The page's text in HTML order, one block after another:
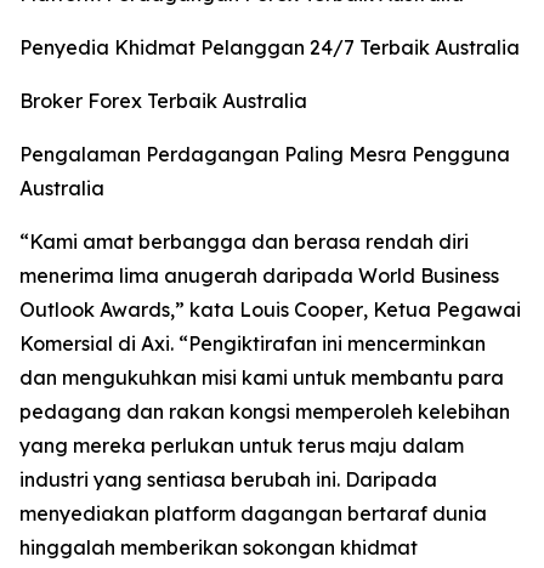
Penyedia Khidmat Pelanggan 24/7 Terbaik Australia
Broker Forex Terbaik Australia
Pengalaman Perdagangan Paling Mesra Pengguna
Australia
“Kami amat berbangga dan berasa rendah diri
menerima lima anugerah daripada World Business
Outlook Awards,” kata Louis Cooper, Ketua Pegawai
Komersial di Axi. “Pengiktirafan ini mencerminkan
dan mengukuhkan misi kami untuk membantu para
pedagang dan rakan kongsi memperoleh kelebihan
yang mereka perlukan untuk terus maju dalam
industri yang sentiasa berubah ini. Daripada
menyediakan platform dagangan bertaraf dunia
hinggalah memberikan sokongan khidmat